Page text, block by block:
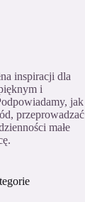
inspiracji dla
i
jak
przeprowadzać
małe